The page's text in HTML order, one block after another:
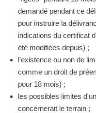
demandé pendant ce
pour instruire la
indications du certificat
été modifiées depuis) ;
l'existence ou non de
comme un droit de
pour 18 mois) ;
les possibles limites
concernerait le terrain ;